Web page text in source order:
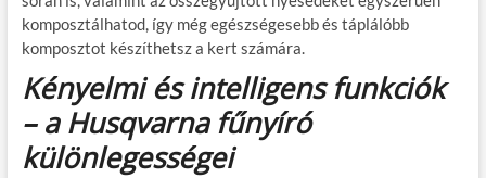
komposztálhatod, így még egészségesebb és táplálóbb
komposztot készíthetsz a kert számára.
Kényelmi és intelligens funkciók
– a Husqvarna fűnyíró
különlegességei